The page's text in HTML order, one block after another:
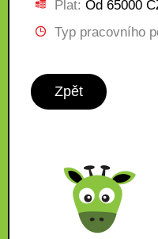
Plat: Od 65000
Typ pracovního
Zpět